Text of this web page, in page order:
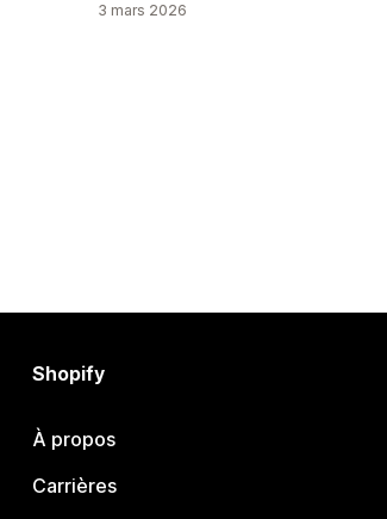
3 mars 2026
Shopify
À propos
Carrières